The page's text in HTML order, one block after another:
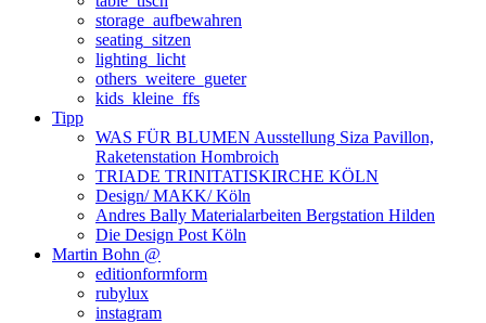
storage_aufbewahren
seating_sitzen
lighting_licht
others_weitere_gueter
kids_kleine_ffs
Tipp
WAS FÜR BLUMEN Ausstellung Siza Pavillon,
Raketenstation Hombroich
TRIADE TRINITATISKIRCHE KÖLN
Design/ MAKK/ Köln
Andres Bally Materialarbeiten Bergstation Hilden
Die Design Post Köln
Martin Bohn @
editionformform
rubylux
instagram